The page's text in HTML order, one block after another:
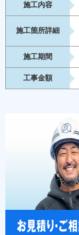
施工内容
施工箇所詳細
施工期間
工事金額